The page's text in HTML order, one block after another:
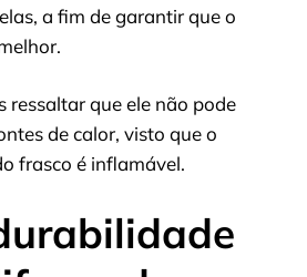
a fim de garantir que o
ressaltar que ele não pode
de calor, visto que o
frasco é inflamável.